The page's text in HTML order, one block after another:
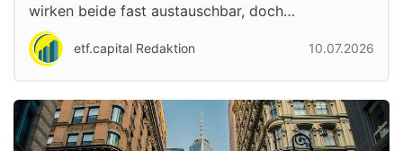
wirken beide fast austauschbar, doch…
etf.capital Redaktion 10.07.2026